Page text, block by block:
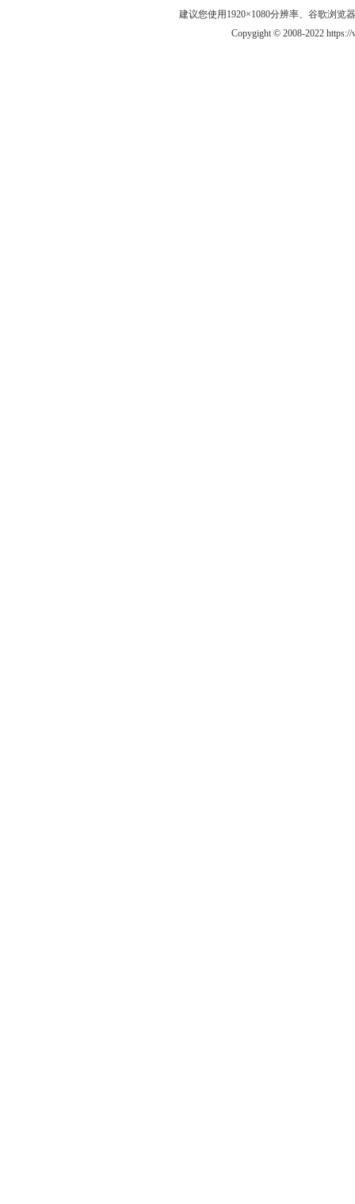
建议您使用1920×1080分辨率、谷歌浏览
Copygight © 2008-2022